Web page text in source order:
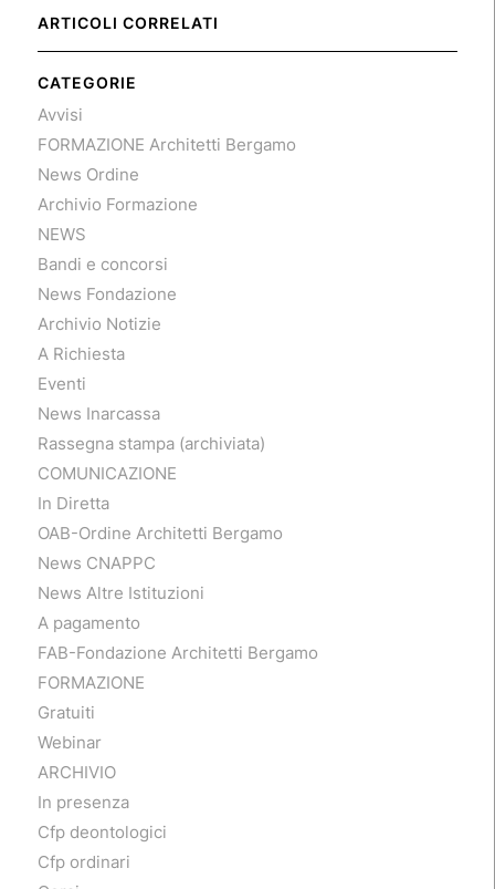
ARTICOLI CORRELATI
CATEGORIE
Avvisi
FORMAZIONE Architetti Bergamo
News Ordine
Archivio Formazione
NEWS
Bandi e concorsi
News Fondazione
Archivio Notizie
A Richiesta
Eventi
News Inarcassa
Rassegna stampa (archiviata)
COMUNICAZIONE
In Diretta
OAB-Ordine Architetti Bergamo
News CNAPPC
News Altre Istituzioni
A pagamento
FAB-Fondazione Architetti Bergamo
FORMAZIONE
Gratuiti
Webinar
ARCHIVIO
In presenza
Cfp deontologici
Cfp ordinari